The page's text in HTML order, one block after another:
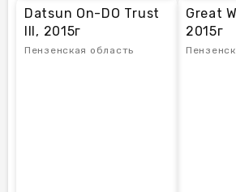
Datsun On-DO Trust
III, 2015г
Пензенская область
Great
2015г